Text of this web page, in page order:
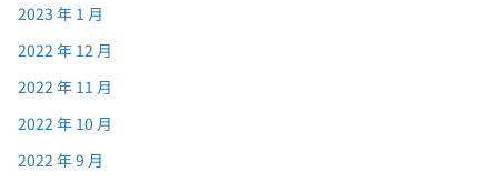
2023 年 1 月
2022 年 12 月
2022 年 11 月
2022 年 10 月
2022 年 9 月